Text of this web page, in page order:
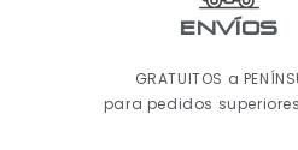
ENVÍOS
GRATUITOS a
para pedidos